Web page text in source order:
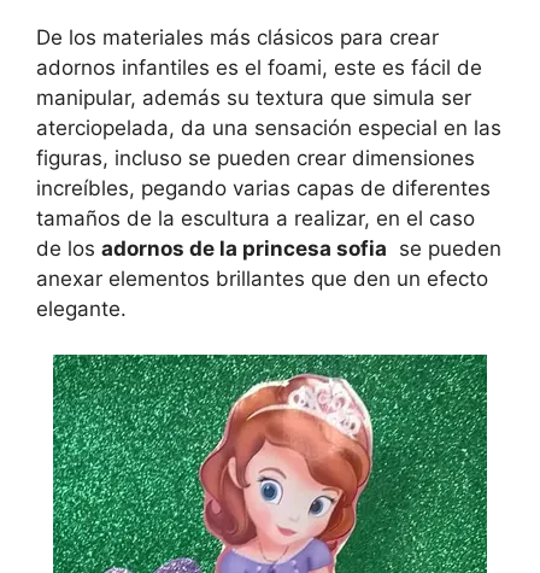
De los materiales más clásicos para crear
adornos infantiles es el foami, este es fácil de
manipular, además su textura que simula ser
aterciopelada, da una sensación especial en las
figuras, incluso se pueden crear dimensiones
increíbles, pegando varias capas de diferentes
tamaños de la escultura a realizar, en el caso
de los adornos de la princesa sofia se pueden
anexar elementos brillantes que den un efecto
elegante.